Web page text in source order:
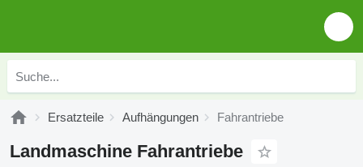
Ersatzteile Aufhängungen Fahrantriebe
Landmaschine Fahrantriebe